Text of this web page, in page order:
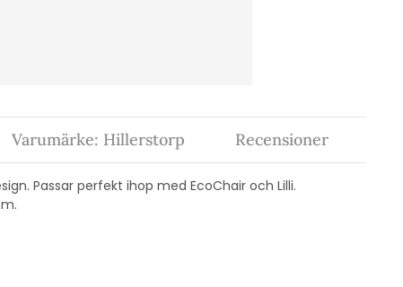
Passar perfekt ihop med EcoChair och Lilli.
Varumärke: Hillerstorp Recensioner